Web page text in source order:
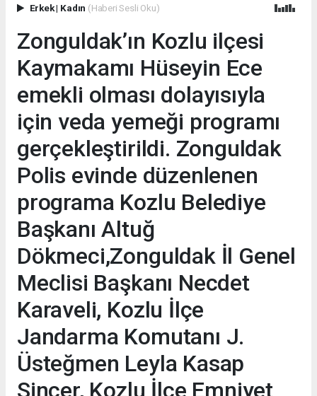
Erkek| Kadın (Haberi Sesli Oku)
Zonguldak’ın Kozlu ilçesi
Kaymakamı Hüseyin Ece
emekli olması dolayısıyla
için veda yemeği programı
gerçekleştirildi. Zonguldak
Polis evinde düzenlenen
programa Kozlu Belediye
Başkanı Altuğ
Dökmeci,Zonguldak İl Genel
Meclisi Başkanı Necdet
Karaveli, Kozlu İlçe
Jandarma Komutanı J.
Üsteğmen Leyla Kasap
Sincer, Kozlu İlçe Emniyet